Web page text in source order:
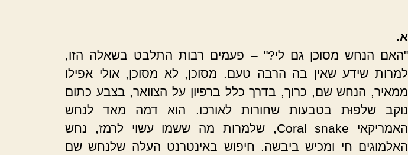
א.
"האם הנחש מסוכן גם לי?" – פעמים רבות התלבט בשאלה הזו,
למרות שידע שאין בה הרבה טעם. מסוכן, לא מסוכן, אולי אפילו
ממאיר, הנחש שם, כרוך, בדרך כלל ברפיון על הצוואר, בצבע כתום
נוקב שלפוּת בטבעות שחורות לאורכו. הוא דמה מאד לנחש
האמריקאי Coral snake , שלמרות מה ששמו עשוי לרמז, נחש
האלמוגים חי ומכיש ביבשה. חיפוש באינטרנט העלה שלנחש שם